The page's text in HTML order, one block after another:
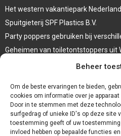
Beheer
Om de beste ervaringen te bieden,
cookies om informatie over je
Door in te stemmen met deze
surfgedrag of unieke ID's op deze site
toestemming geeft of uw
invloed hebben op bepaalde functies
Het western vakantiepark Nederland
Spuitgieterij SPF Plastics B.V.
Party poppers gebruiken bij
Geheimen van toiletontstoppers uit
Vormen van terrasaankleding